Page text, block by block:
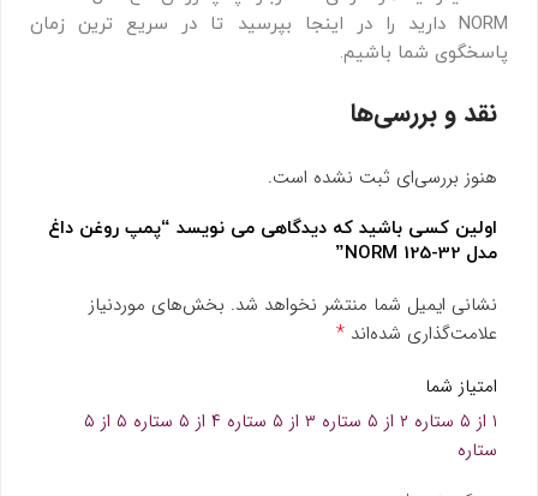
NORM دارید را در اینجا بپرسید تا در سریع ترین زمان
پاسخگوی شما باشیم.
نقد و بررسی‌ها
هنوز بررسی‌ای ثبت نشده است.
اولین کسی باشید که دیدگاهی می نویسد “پمپ روغن داغ
مدل 32-125 NORM”
نشانی ایمیل شما منتشر نخواهد شد. بخش‌های موردنیاز
علامت‌گذاری شده‌اند *
امتیاز شما
۱ از ۵ ستاره
۲ از ۵ ستاره ۳ از ۵ ستاره ۴ از ۵ ستاره
۵ از ۵
ستاره